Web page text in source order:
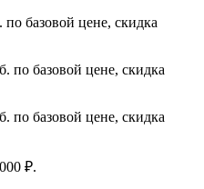
базовой цене, скидка
по базовой цене, скидка
по базовой цене, скидка
₽.